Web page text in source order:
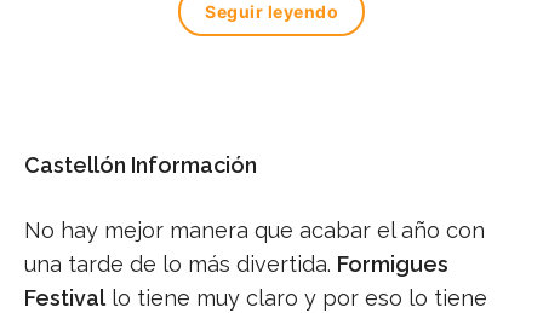
Seguir leyendo
Castellón Información
No hay mejor manera que acabar el año con
una tarde de lo más divertida. Formigues
Festivallo tiene muy claro y por eso lo tiene